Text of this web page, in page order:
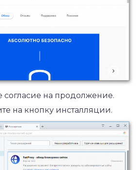
согласие на продолжение.
на кнопку инсталляции.